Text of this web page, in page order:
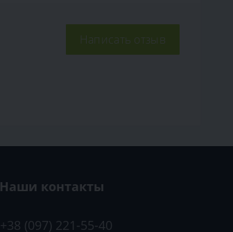
Написать отзыв
Наши контакты
+38 (097) 221-55-40